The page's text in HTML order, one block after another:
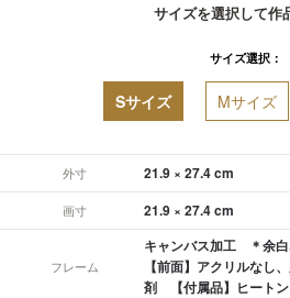
サイズを選択して作
サイズ選択：
Sサイズ Mサイズ
外寸 21.9 × 27.4 cm
画寸 21.9 × 27.4 cm
フレーム
キャンバス加工 ＊余白
【前面】アクリルな
剤 【付属品】ヒート